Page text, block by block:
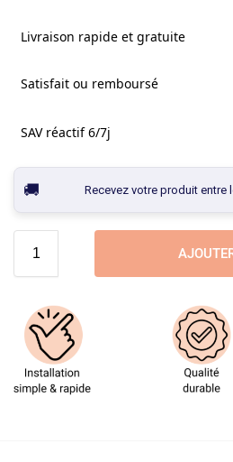
Livraison rapide et gratuite
Satisfait ou remboursé
SAV réactif 6/7j
Recevez votre produit entre